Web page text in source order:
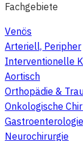
Fachgebiete
Venös
Arteriell, Peripher
Interventionelle
Aortisch
Orthopädie &
Onkologische
Neurochirurgie